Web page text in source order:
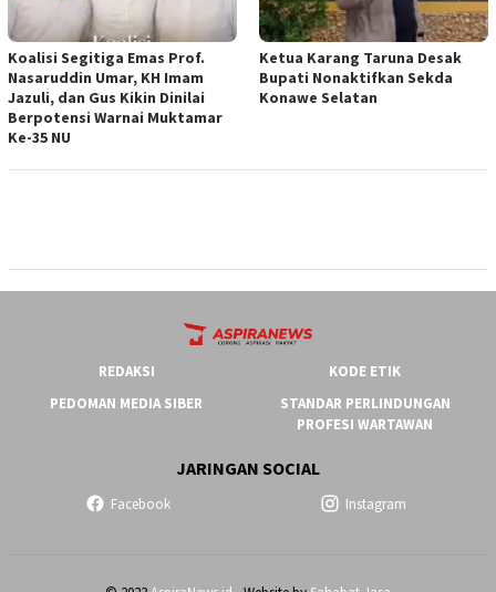
Koalisi Segitiga Emas Prof.
Nasaruddin Umar, KH Imam
Jazuli, dan Gus Kikin Dinilai
Berpotensi Warnai Muktamar
Ke-35 NU
Ketua ‎Karang Taruna Desak
Bupati Nonaktifkan Sekda
Konawe Selatan
REDAKSI
KODE ETIK
PEDOMAN MEDIA SIBER
STANDAR PERLINDUNGAN
PROFESI WARTAWAN
JARINGAN SOCIAL
Facebook Instagram